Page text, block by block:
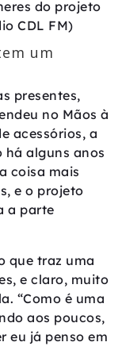
do projeto
CDL FM)
um
presentes,
no Mãos à
acessórios, a
há alguns anos
coisa mais
e o projeto
a parte
que traz uma
e claro, muito
“Como é uma
aos poucos,
eu já penso em